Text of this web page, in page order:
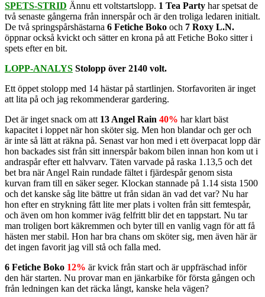
SPETS-STRID Ännu ett voltstartslopp. 1 Tea Party har spetsat de
två senaste gångerna från innerspår och är den troliga ledaren initialt.
De två springspårshästarna 6 Fetiche Boko och 7 Roxy L.N.
öppnar också kvickt och sätter en krona på att Fetiche Boko sitter i
spets efter en bit.
LOPP-ANALYS Stolopp över 2140 volt.
Ett öppet stolopp med 14 hästar på startlinjen. Storfavoriten är inget
att lita på och jag rekommenderar gardering.
Det är inget snack om att 13 Angel Rain 40% har klart bäst
kapacitet i loppet när hon sköter sig. Men hon blandar och ger och
är inte så lätt at räkna på. Senast var hon med i ett överpacat lopp där
hon backades sist från sitt innerspår bakom bilen innan hon kom ut i
andraspår efter ett halvvarv. Täten varvade på raska 1.13,5 och det
bet bra när Angel Rain rundade fältet i fjärdespår genom sista
kurvan fram till en säker seger. Klockan stannade på 1.14 sista 1500
och det kanske såg lite bättre ut från sidan än vad det var? Nu har
hon efter en strykning fått lite mer plats i volten från sitt femtespår,
och även om hon kommer iväg felfritt blir det en tappstart. Nu tar
man troligen bort käkremmen och byter till en vanlig vagn för att få
hästen mer stabil. Hon har bra chans om sköter sig, men även här är
det ingen favorit jag vill stå och falla med.
6 Fetiche Boko 12% är kvick från start och är uppfräschad inför
den här starten. Nu provar man en jänkarbike för första gången och
från ledningen kan det räcka långt, kanske hela vägen?